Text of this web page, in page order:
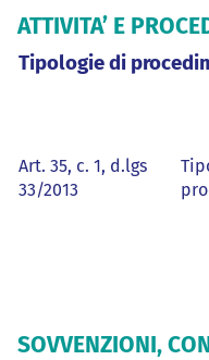
ATTIVITA’ E
Tipologie di
Art. 35, c. 1, d.lgs
33/2013
SOVVENZIONI,